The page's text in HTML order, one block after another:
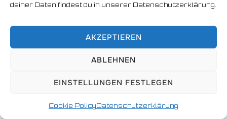
deiner Daten findest du in unserer Datenschutzerklärung.
AKZEPTIEREN
ABLEHNEN
EINSTELLUNGEN FESTLEGEN
Cookie PolicyDatenschutzerklärung